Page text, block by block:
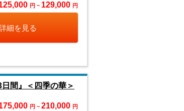
円 ~ 129,000 円
細を見る
間』＜四季の華＞
円 ~ 210,000 円